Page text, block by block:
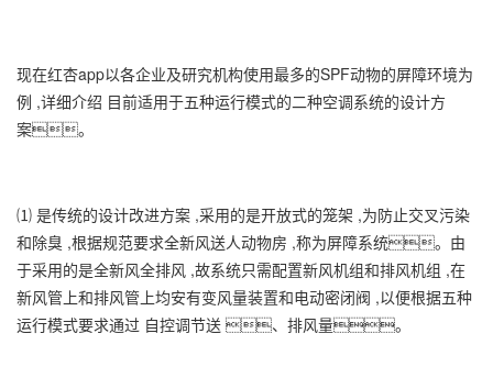
现在红杏app以各企业及研究机构使用最多的SPF动物的屏障环境为
例 ,详细介绍 目前适用于五种运行模式的二种空调系统的设计方
案。
⑴ 是传统的设计改进方案 ,采用的是开放式的笼架 ,为防止交叉污染
和除臭 ,根据规范要求全新风送人动物房 ,称为屏障系统。由
于采用的是全新风全排风 ,故系统只需配置新风机组和排风机组 ,在
新风管上和排风管上均安有变风量装置和电动密闭阀 ,以便根据五种
运行模式要求通过 自控调节送 、排风量。